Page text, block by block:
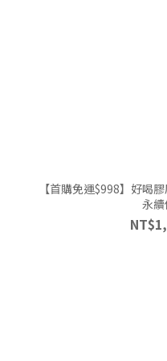
【首購免運$998】好喝
永續